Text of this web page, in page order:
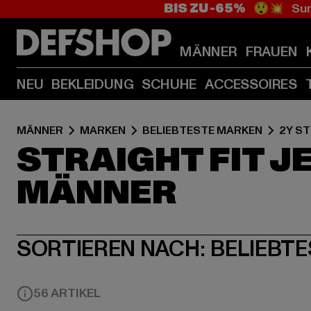
BIS ZU -65% 😲💥
MÄNNER FRAUEN
NEU BEKLEIDUNG SCHUHE ACCESSOIRES
MÄNNER MARKEN BELIEBTESTE MARKEN 2Y
STRAIGHT FIT
MÄNNER
SORTIEREN NACH:
56 ARTIKEL